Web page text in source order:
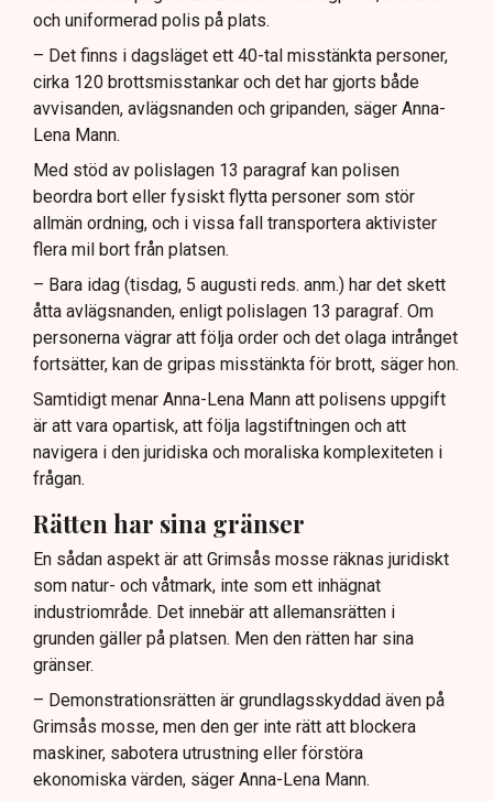
och uniformerad polis på plats.
– Det finns i dagsläget ett 40-tal misstänkta personer,
cirka 120 brottsmisstankar och det har gjorts både
avvisanden, avlägsnanden och gripanden, säger Anna-
Lena Mann.
Med stöd av polislagen 13 paragraf kan polisen
beordra bort eller fysiskt flytta personer som stör
allmän ordning, och i vissa fall transportera aktivister
flera mil bort från platsen.
– Bara idag (tisdag, 5 augusti reds. anm.) har det skett
åtta avlägsnanden, enligt polislagen 13 paragraf. Om
personerna vägrar att följa order och det olaga intrånget
fortsätter, kan de gripas misstänkta för brott, säger hon.
Samtidigt menar Anna-Lena Mann att polisens uppgift
är att vara opartisk, att följa lagstiftningen och att
navigera i den juridiska och moraliska komplexiteten i
frågan.
Rätten har sina gränser
En sådan aspekt är att Grimsås mosse räknas juridiskt
som natur- och våtmark, inte som ett inhägnat
industriområde. Det innebär att allemansrätten i
grunden gäller på platsen. Men den rätten har sina
gränser.
– Demonstrationsrätten är grundlagsskyddad även på
Grimsås mosse, men den ger inte rätt att blockera
maskiner, sabotera utrustning eller förstöra
ekonomiska värden, säger Anna-Lena Mann.